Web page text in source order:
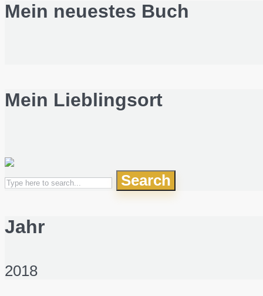
Mein neuestes Buch
Mein Lieblingsort
Search
Jahr
2018